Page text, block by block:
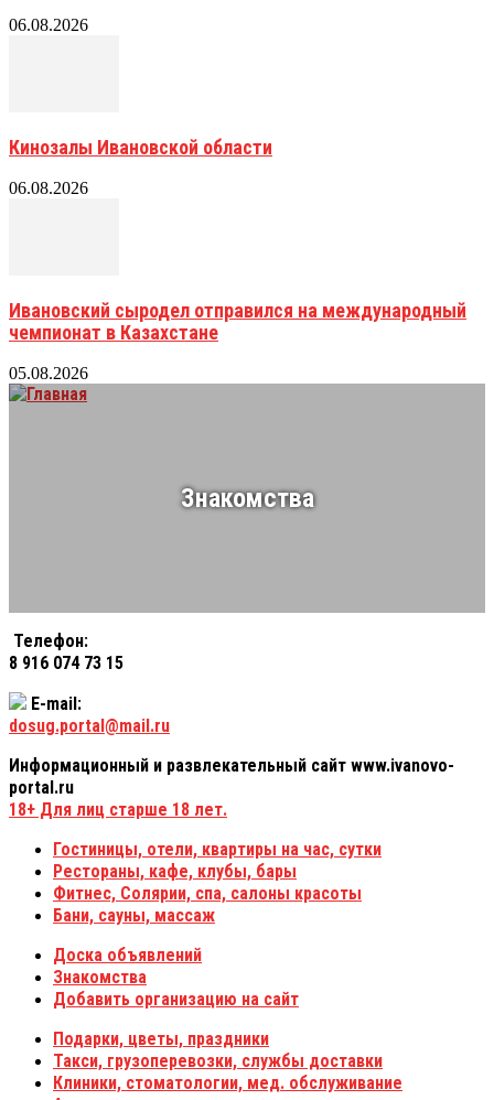
06.08.2026
Кинозалы Ивановской области
06.08.2026
Ивановский сыродел отправился на международный
чемпионат в Казахстане
05.08.2026
Знакомства
Телефон:
8 916 074 73 15
E-mail:
dosug.portal@mail.ru
Информационный и развлекательный сайт www.ivanovo-
portal.ru
18+ Для лиц старше 18 лет.
Гостиницы, отели, квартиры на час, сутки
Рестораны, кафе, клубы, бары
Фитнес, Солярии, спа, салоны красоты
Бани, сауны, массаж
Доска объявлений
Знакомства
Добавить организацию на сайт
Подарки, цветы, праздники
Такси, грузоперевозки, службы доставки
Клиники, стоматологии, мед. обслуживание